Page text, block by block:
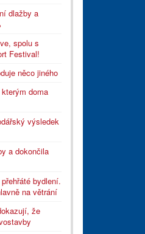
dlažby a
spolu s
Festival!
něco jiného
doma
výsledek
a dokončila
bydlení.
na větrání
že